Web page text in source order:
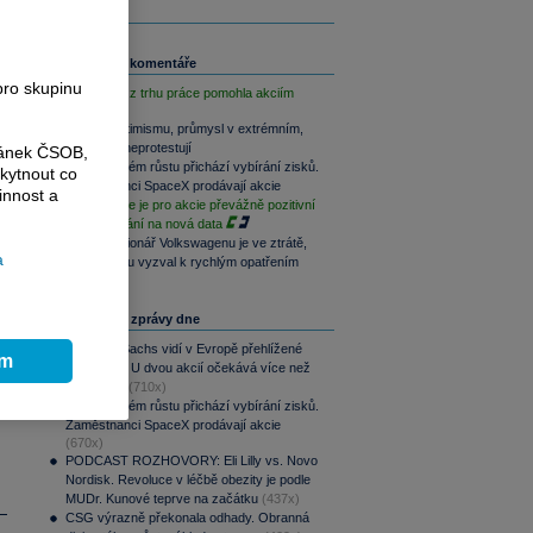
Související komentáře
Slabá data z trhu práce pomohla akciím
Akcie v optimismu, průmysl v extrémním,
dluhopisy neprotestují
Po raketovém růstu přichází vybírání zisků.
Zaměstnanci SpaceX prodávají akcie
Závěr týdne je pro akcie převážně pozitivní
při vyčkávání na nová data
Hlavní akcionář Volkswagenu je ve ztrátě,
automobilku vyzval k rychlým opatřením
Nejčtenější zprávy dne
Goldman Sachs vidí v Evropě přehlížené
příležitosti. U dvou akcií očekává více než
100% růst
(710x)
Po raketovém růstu přichází vybírání zisků.
Zaměstnanci SpaceX prodávají akcie
(670x)
PODCAST ROZHOVORY: Eli Lilly vs. Novo
Nordisk. Revoluce v léčbě obezity je podle
MUDr. Kunové teprve na začátku (437x)
CSG výrazně překonala odhady. Obranná
skupinu
ČSOB,
co
a